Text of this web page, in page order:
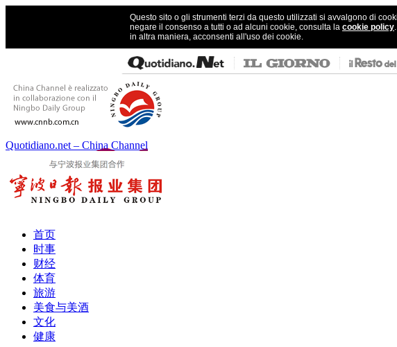
Questo sito o gli strumenti terzi da questo utilizzati si avvalgono di
negare il consenso a tutti o ad alcuni cookie, consulta la cookie policy
in altra maniera, acconsenti all'uso dei cookie.
Quotidiano.net – China Channel
首页
时事
财经
体育
旅游
美食与美酒
文化
健康